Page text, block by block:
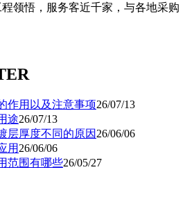
领悟，服务客近千家，与各地采购
作用以及注意事项26/07/13
途26/07/13
层厚度不同的原因 26/06/06
用 26/06/06
范围有哪些26/05/27